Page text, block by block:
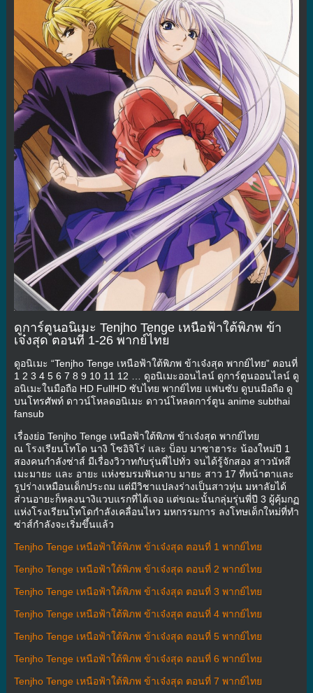
ดูการ์ตูนอนิเมะ Tenjho Tenge เหนือฟ้าใต้พิภพ ข้า
เจ๋งสุด ตอนที่ 1-26 พากย์ไทย
ดูอนิเมะ “Tenjho Tenge เหนือฟ้าใต้พิภพ ข้าเจ๋งสุด พากย์ไทย” ตอนที่
1 2 3 4 5 6 7 8 9 10 11 12 … ดูอนิเมะออนไลน์ ดูการ์ตูนออนไลน์ ดู
อนิเมะในมือถือ HD FullHD ซับไทย พากย์ไทย แฟนซับ ดูบนมือถือ ดู
บนโทรศัพท์ ดาวน์โหลดอนิเมะ ดาวน์โหลดการ์ตูน anime subthai
fansub
เรื่องย่อ Tenjho Tenge เหนือฟ้าใต้พิภพ ข้าเจ๋งสุด พากย์ไทย
ณ โรงเรียนโทโด นางิ โซอิจิโร่ และ บ็อบ มาซาฮาระ น้องใหม่ปี 1
สองคนกำลังซ่าส์ มีเรื่องวิวาทกับรุ่นพี่ไปทั่ว จนได้รู้จักสอง สาวนัทสึ
เมะมายะ และ อายะ แห่งชมรมฟันดาบ มายะ สาว 17 ที่หน้าตาและ
รูปร่างเหมือนเด็กประถม แต่มีวิชาแปลงร่างเป็นสาวหุ่น มหาลัยได้
ส่วนอายะก็หลงนางิแวบแรกที่ได้เจอ แต่ขณะนั้นกลุ่มรุ่นพี่ปี 3 ผู้คุ้มกฏ
แห่งโรงเรียนโทโดกำลังเคลื่อนไหว มหกรรมการ ลงโทษเด็กใหม่ที่ทำ
ซ่าส์กำลังจะเริ่มขึ้นแล้ว
Tenjho Tenge เหนือฟ้าใต้พิภพ ข้าเจ๋งสุด ตอนที่ 1 พากย์ไทย
Tenjho Tenge เหนือฟ้าใต้พิภพ ข้าเจ๋งสุด ตอนที่ 2 พากย์ไทย
Tenjho Tenge เหนือฟ้าใต้พิภพ ข้าเจ๋งสุด ตอนที่ 3 พากย์ไทย
Tenjho Tenge เหนือฟ้าใต้พิภพ ข้าเจ๋งสุด ตอนที่ 4 พากย์ไทย
Tenjho Tenge เหนือฟ้าใต้พิภพ ข้าเจ๋งสุด ตอนที่ 5 พากย์ไทย
Tenjho Tenge เหนือฟ้าใต้พิภพ ข้าเจ๋งสุด ตอนที่ 6 พากย์ไทย
Tenjho Tenge เหนือฟ้าใต้พิภพ ข้าเจ๋งสุด ตอนที่ 7 พากย์ไทย